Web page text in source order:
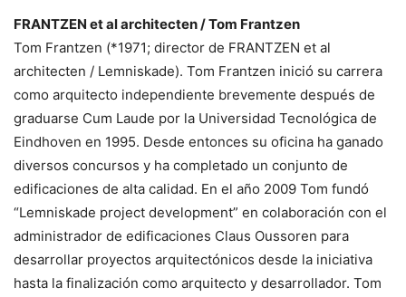
FRANTZEN et al architecten / Tom Frantzen
Tom Frantzen (*1971; director de FRANTZEN et al
architecten / Lemniskade). Tom Frantzen inició su carrera
como arquitecto independiente brevemente después de
graduarse Cum Laude por la Universidad Tecnológica de
Eindhoven en 1995. Desde entonces su oficina ha ganado
diversos concursos y ha completado un conjunto de
edificaciones de alta calidad. En el año 2009 Tom fundó
“Lemniskade project development” en colaboración con el
administrador de edificaciones Claus Oussoren para
desarrollar proyectos arquitectónicos desde la iniciativa
hasta la finalización como arquitecto y desarrollador. Tom